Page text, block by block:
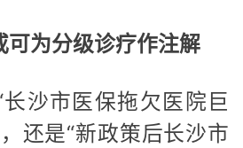
可为分级诊疗作注解
沙市医保拖欠医院巨
还是“新政策后长沙市